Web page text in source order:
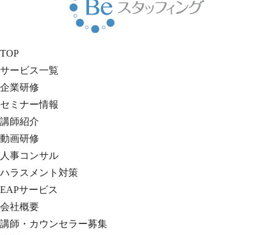
TOP
サービス一覧
企業研修
セミナー情報
講師紹介
動画研修
人事コンサル
ハラスメント対策
EAPサービス
会社概要
講師・カウンセラー募集